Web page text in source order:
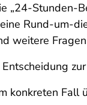
„24-Stunden-
Rund-um-
weitere
konkreten Fall